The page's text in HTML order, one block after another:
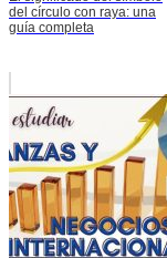
del círculo con raya: una
guía completa